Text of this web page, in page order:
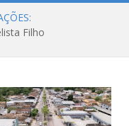
Filho